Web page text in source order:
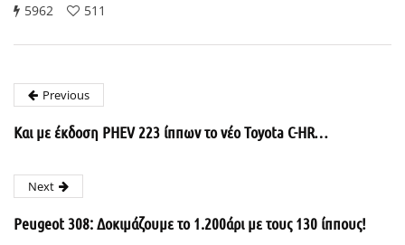
5962 511
Previous
Και με έκδοση PHEV 223 ίππων το νέο Toyota C-HR…
Next
Peugeot 308: Δοκιμάζουμε το 1.200άρι με τους 130 ίππους!